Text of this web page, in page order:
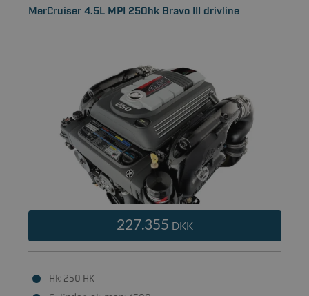
MerCruiser 4.5L MPI 250hk Bravo III drivline
227.355 DKK
Hk: 250 HK